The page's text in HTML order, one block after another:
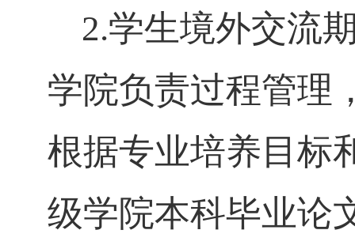
2.学生境外交流
学院负责过程管理
根据专业培养目标
级学院本科毕业论